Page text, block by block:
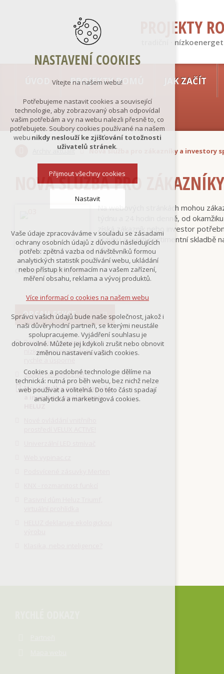
PROJEKTY
tradiční ·
PROJEKTY DOMŮ JAK ZAČÍT
Archiv aktualit Nová služba pro zákazníky a investory
NOVÁ SLUŽBA PRO
Na webových stránkách mohou
týdnu a 24 hodin denně, od
získá zákazník nebo investor
stavbu a jejich sortimentní skladbě
něj.
Odkaz na službuzde
OBSAH SEKCE
Postavte si pasivní nebo
nízkoenergetický dům z cihel
Studie novinek 2021
Nová služba pro zákazníky
a investory společnosti
NASTAVENÍ COOKIES
Vítejte na našem webu!
Potřebujeme nastavit cookies a související
technologie, aby zobrazovaný obsah odpovídal
vašim potřebám a vy na webu nalezli přesně to, co
potřebujete. Soubory cookies používané na našem
webu nikdy neslouží ke zjišťování totožnosti
uživatelů stránek.
Přijmout všechny cookies
Nastavit
nutná pro provozování webu
udržení kontextu stránek (session):
případná přihlášení, volby jazyka, apod.
Volitelná cookies
analytická pro anonymizované
marketingová cookies
Více informací o cookies na našem webu
Odmítnout vše
Vaše údaje zpracováváme v souladu se zásadami
ochrany osobních údajů z důvodu následujících
potřeb: zpětná vazba od návštěvníků formou
analytických statistik používání webu, ukládání
nebo přístup k informacím na vašem zařízení,
měření obsahu, reklama a vývoj produktů.
Více informací o cookies na našem webu
Správci vašich údajů bude naše společnost, jakož i
naši důvěryhodní partneři, se kterými neustále
spolupracujeme. Vyjádření souhlasu je
dobrovolné. Můžete jej kdykoli zrušit nebo obnovit
změnou nastavení vašich cookies.
Cookies a podobné technologie dělíme na
technická: nutná pro běh webu, bez nichž nelze
web používat a volitelná. Do této části spadají
analytická a marketingová cookies.